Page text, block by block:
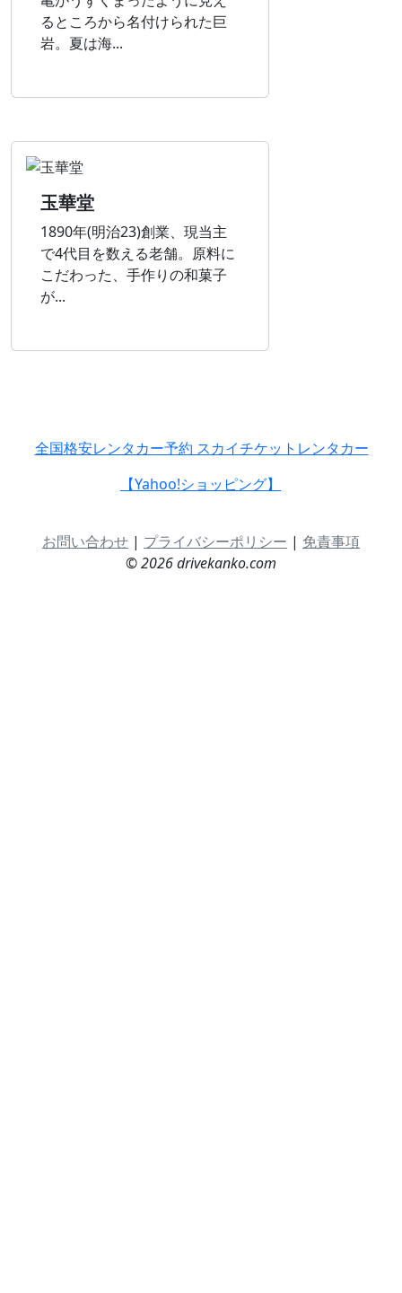
るところから名付けられた巨
岩。夏は海...
玉華堂
1890年(明治23)創業、現当主
で4代目を数える老舗。原料に
こだわった、手作りの和菓子
が...
全国格安レンタカー予約 スカイチケットレンタカー
【Yahoo!ショッピング】
お問い合わせ | プライバシーポリシー | 免責事項
© 2026 drivekanko.com